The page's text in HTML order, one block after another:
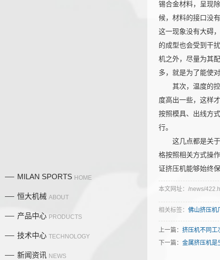
MILAN SPORTS HOME
恒大机械 ABOUT
产品中心 PRODUCTS
技术中心 TECHNOLOGY
新闻资讯 NEWS
锡合金材料，呈现
候，材料的接口没
这一现象没有大碍
的成型也会受到干
机之外，尽量为其
多，就是为了能使
其次，温度的控
度高出一些，这样
按照模具、出线方
行。
这几点都是关于
格按照相关方式操
证挤压机能够始终
本文网址：/news/
相关标签：佛山挤压机
上一篇：挤压机不同工
下一篇：金属挤压机是
恒